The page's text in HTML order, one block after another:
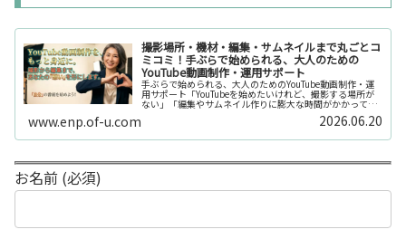
撮影場所・機材・編集・サムネイルまで丸ごとコ
ミコミ！手ぶらで始められる、大人のための
YouTube動画制作・運用サポート
手ぶらで始められる、大人のためのYouTube動画制作・運
用サポート「YouTubeを始めたいけれど、撮影する場所が
ない」「編集やサムネイル作りに膨大な時間がかかって長
続きしない」「機材を揃えるだけで何万円もかかってしま
www.enp.of-u.com 2026.06.20
お名前 (必須)